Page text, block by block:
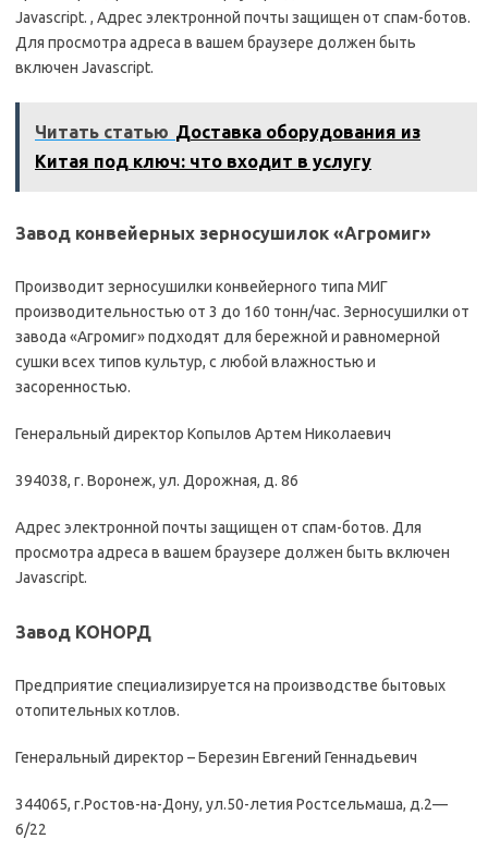
Javascript. , Адрес электронной почты защищен от спам-ботов.
Для просмотра адреса в вашем браузере должен быть
включен Javascript.
Читать статью Доставка оборудования из
Китая под ключ: что входит в услугу
Завод конвейерных зерносушилок «Агромиг»
Производит зерносушилки конвейерного типа МИГ
производительностью от 3 до 160 тонн/час. Зерносушилки от
завода «Агромиг» подходят для бережной и равномерной
сушки всех типов культур, с любой влажностью и
засоренностью.
Генеральный директор Копылов Артем Николаевич
394038, г. Воронеж, ул. Дорожная, д. 86
Адрес электронной почты защищен от спам-ботов. Для
просмотра адреса в вашем браузере должен быть включен
Javascript.
Завод КОНОРД
Предприятие специализируется на производстве бытовых
отопительных котлов.
Генеральный директор – Березин Евгений Геннадьевич
344065, г.Ростов-на-Дону, ул.50-летия Ростсельмаша, д.2—
6/22